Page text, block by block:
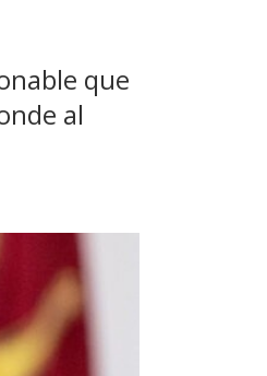
que
al